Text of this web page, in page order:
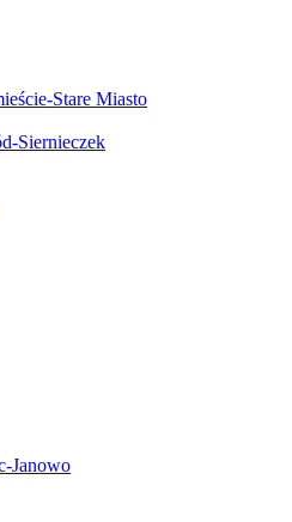
Stare Miasto
Siernieczek
Janowo